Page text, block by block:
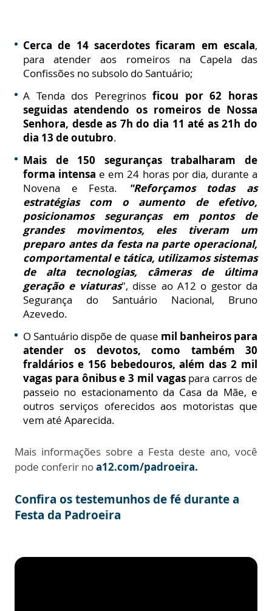
Cerca de 14 sacerdotes ficaram em escala,
para atender aos romeiros na Capela das
Confissões no subsolo do Santuário;
A Tenda dos Peregrinosficou por 62 horas
seguidas atendendo os romeiros de Nossa
Senhora, desde as 7h do dia 11 até as 21h do
dia 13 de outubro.
Mais de 150 seguranças trabalharam de
forma intensa e em 24 horas por dia, durante a
Novena e Festa.
"Reforçamos todas as
estratégias com o aumento de efetivo,
posicionamos seguranças em pontos de
grandes movimentos, eles tiveram um
preparo antes da festa na parte operacional,
comportamental e tática, utilizamos sistemas
de alta tecnologias, câmeras de última
geração e viaturas", disse ao A12 o gestor da
Segurança do Santuário Nacional, Bruno
Azevedo.
O Santuário dispõe de quase mil banheiros para
atender os devotos, como também 30
fraldários e 156 bebedouros, além das 2 mil
vagas para ônibus e 3 mil vagaspara carros de
passeio no estacionamento da Casa da Mãe, e
outros serviços oferecidos aos motoristas que
vem até Aparecida.
Mais informações sobre a Festa deste ano, você
pode conferir noa12.com/padroeira.
Confira os testemunhos de fé durante a
Festa da Padroeira